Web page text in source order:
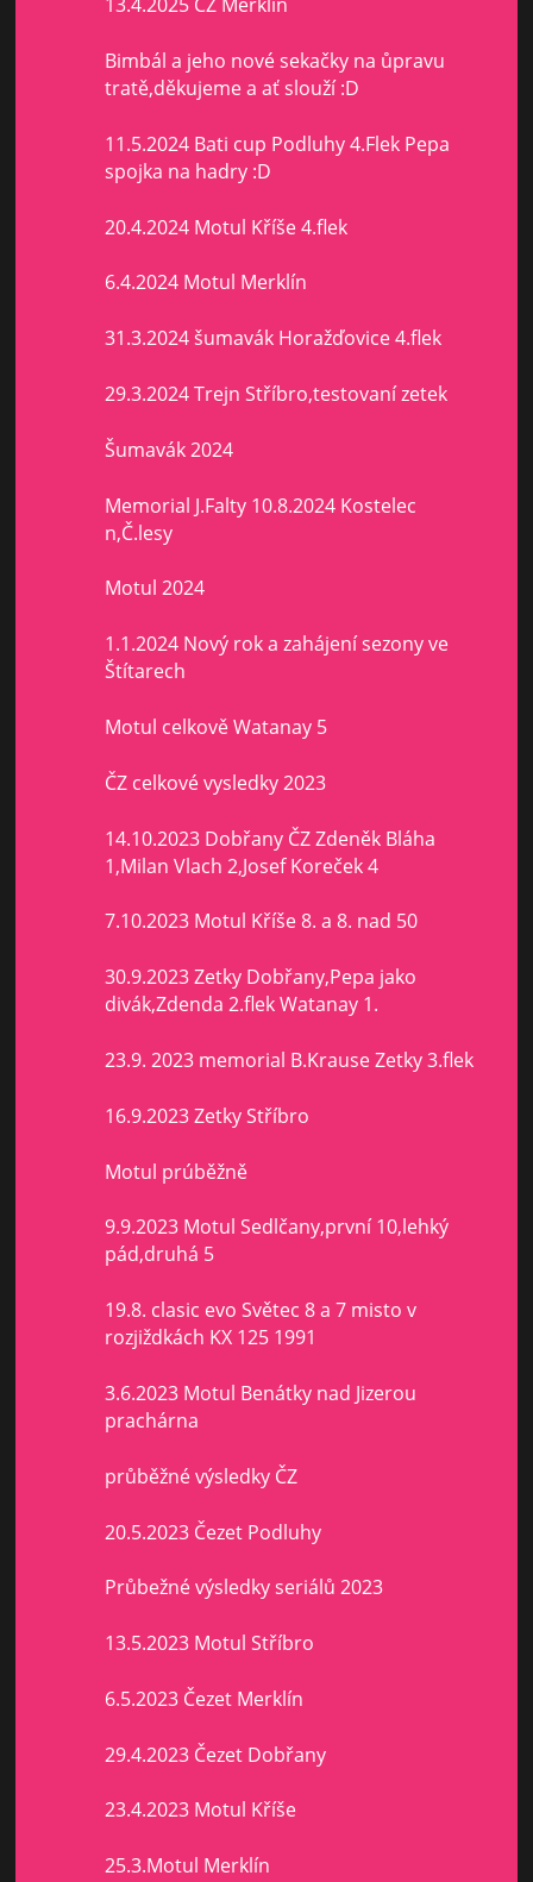
Bimbál a jeho nové sekačky na ůpravu
tratě,děkujeme a ať slouží :D
11.5.2024 Bati cup Podluhy 4.Flek Pepa
spojka na hadry :D
20.4.2024 Motul Kříše 4.flek
6.4.2024 Motul Merklín
31.3.2024 šumavák Horažďovice 4.flek
29.3.2024 Trejn Stříbro,testovaní zetek
Šumavák 2024
Memorial J.Falty 10.8.2024 Kostelec
n,Č.lesy
Motul 2024
1.1.2024 Nový rok a zahájení sezony ve
Štítarech
Motul celkově Watanay 5
ČZ celkové vysledky 2023
14.10.2023 Dobřany ČZ Zdeněk Bláha
1,Milan Vlach 2,Josef Koreček 4
7.10.2023 Motul Kříše 8. a 8. nad 50
30.9.2023 Zetky Dobřany,Pepa jako
divák,Zdenda 2.flek Watanay 1.
23.9. 2023 memorial B.Krause Zetky 3.flek
16.9.2023 Zetky Stříbro
Motul prúběžně
9.9.2023 Motul Sedlčany,první 10,lehký
pád,druhá 5
19.8. clasic evo Světec 8 a 7 misto v
rozjiždkách KX 125 1991
3.6.2023 Motul Benátky nad Jizerou
prachárna
průběžné výsledky ČZ
20.5.2023 Čezet Podluhy
Průbežné výsledky seriálů 2023
13.5.2023 Motul Stříbro
6.5.2023 Čezet Merklín
29.4.2023 Čezet Dobřany
23.4.2023 Motul Kříše
25.3.Motul Merklín